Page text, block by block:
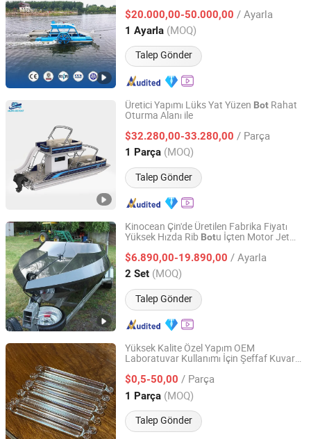
$20.000,00-50.000,00 / Ayarla
1 Ayarla (MOQ)
Talep Gönder
Shandong, China Fiyat 2021
Üretici Yapımı Lüks Yat Yüzen Bot Rahat
Oturma Alanı ile
$32.280,00-33.280,00 / Parça
1 Parça (MOQ)
Talep Gönder
Shandong Allhouse Houseboat Co., Ltd.
Shandong, China Fiyat 2023
Kinocean Çin'de Üretilen Fabrika Fiyatı
Yüksek Hızda Rib Botu İçten Motor Jet
$6.890,00-19.890,00 / Ayarla
2 Set (MOQ)
Talep Gönder
Guangdong Ecocampor Vehicle Co., Ltd.
Guangdong, China Fiyat 2021
Yüksek Kalite Özel Yapım OEM
Laboratuvar Kullanımı İçin Şeffaf Kuvars
$0,5-50,00 / Parça
1 Parça (MOQ)
Talep Gönder
DONGHAIXIAN DEHUI LIGHTING APPLIANCE CO., LTD.
Jiangsu, China Fiyat 2019